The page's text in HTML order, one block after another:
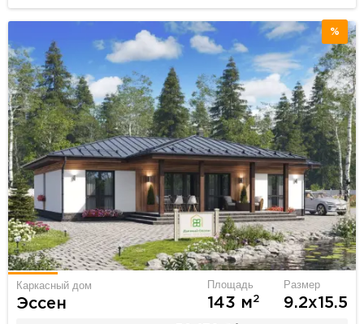
%
Каркасный дом
Эссен
Площадь
143 м2
Размер
9.2х15.5